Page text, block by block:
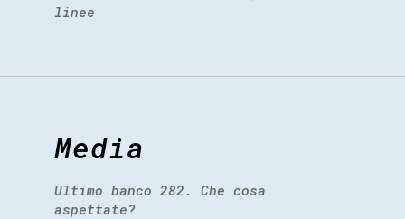
linee
Media
Ultimo banco 282. Che cosa
aspettate?